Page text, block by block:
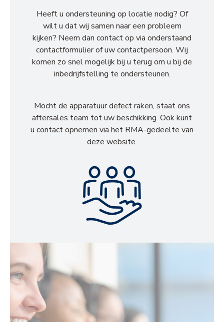
Heeft u ondersteuning op locatie nodig? Of
wilt u dat wij samen naar een probleem
kijken? Neem dan contact op via onderstaand
contactformulier of uw contactpersoon. Wij
komen zo snel mogelijk bij u terug om u bij de
inbedrijfstelling te ondersteunen.
Mocht de apparatuur defect raken, staat ons
aftersales team tot uw beschikking. Ook kunt
u contact opnemen via het RMA-gedeelte van
deze website.